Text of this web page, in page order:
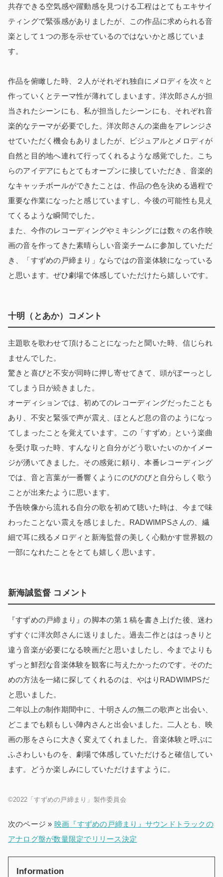
共存できる空気感や躍動感を見つける工程はとてもエキサイ
ティングで緊張感がありましたが、この作品に求められる音
楽として１つの形を示せているのではないかと感じていま
す。
作品を俯瞰した時、２人がそれぞれ独自にメロディを次々と
作っていくとテーマ性が薄れてしまいます。洋次郎さんが担
当されたシーンにも、私が担当したシーンにも、それぞれ音
楽的なテーマが必要でした。洋次郎さんの楽曲をアレンジさ
せていただく機会もありましたが、ビジュアルとメロディが
自然と目的地へ連れて行ってくれるような感覚でした。こち
らのアイデアにもとてもオープンに接していただき、音楽的
なキャッチボールができたことは、作品の色を決める過程で
重要な作業になったと感じていますし、今後の可能性も見え
てくるような瞬間でした。
また、今作のレコーディングやミキシングには数々の名作映
画の音を作ってきた素晴らしい音楽チームに参加していただ
き、「すずめの戸締まり」ならではの音楽体験になっている
と思います。ぜひ劇場で体感していただけたら嬉しいです。
十明（とあか）コメント
主題歌を歌わせて頂けることになったと聞いた時、信じられ
ませんでした。
驚きと喜びと不安が同時に押し寄せてきて、頭がぼーっとし
てしまう日が続きました。
オーディションでは、初めてのレコーディングだったことも
あり、不安と緊張で声が震え、ほとんど息の音のようになっ
てしまったことを覚えています。この「すずめ」という楽曲
を受け取った時、すんなりと自分がどう歌いたいのかイメー
ジが湧いてきました。その感覚に頼り、本番レコーディング
では、音と言葉が一番響くようにのびのびと自分らしく歌う
ことが出来たように思います。
予告映像から流れる自分の歌を初めて聴いた時は、今まで味
わったことない震えを感じました。RADWIMPSさんの、繊
細で耳に残るメロディと新海監督の美しく心動かす世界観の
一部になれたことをとても嬉しく思います。
新海誠監督 コメント
『すずめの戸締まり』の脚本の第１稿を書き上げた後、迷わ
ずすぐに洋次郎さんに送りました。過去二作とははっきりと
違う音楽が必要になる映画だと思いましたし、今までよりも
ずっと鮮烈な音楽体験を観客に与えたかったのです。そのた
めの方法を一緒に探してくれるのは、やはりRADWIMPSだ
と思いました。
二年以上の制作期間中に、十明さんの無二の歌声と出会い、
どこまでも頼もしい陣内さんと出会いました。二人とも、映
画の形をさらに大きく変えてくれました。音楽体験と呼ぶに
ふさわしいものを、劇場で体感していただけると確信してい
ます。どうか楽しみにしていただけますように。
©2022「すずめの戸締まり」製作委員会
次のページ » 映画『すずめの戸締まり』サウンドトラックの
アナログ盤が数量限定でリリース決定
Information